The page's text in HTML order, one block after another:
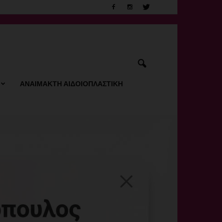
ΑΝΑΙΜΑΚΤΗ ΑΙΔΟΙΟΠΛΑΣΤΙΚΗ